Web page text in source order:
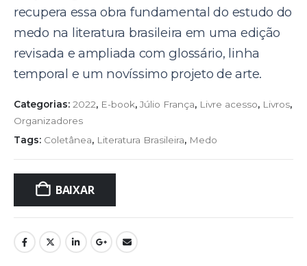
recupera essa obra fundamental do estudo do
medo na literatura brasileira em uma edição
revisada e ampliada com glossário, linha
temporal e um novíssimo projeto de arte.
Categorias: 2022, E-book,Júlio França, Livre acesso, Livros,
Organizadores
Tags: Coletânea, Literatura Brasileira, Medo
BAIXAR